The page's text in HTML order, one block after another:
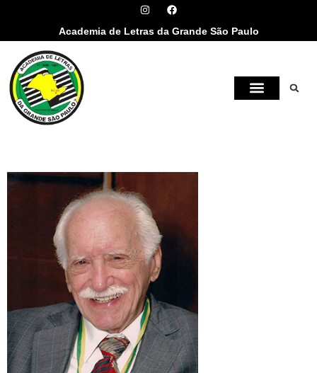
Academia de Letras da Grande São Paulo